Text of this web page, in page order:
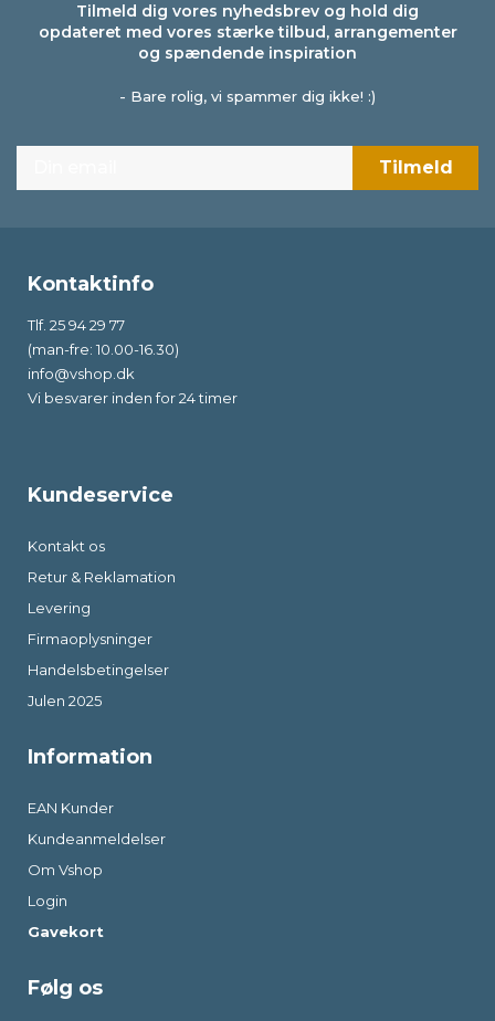
Tilmeld dig vores nyhedsbrev og hold dig
opdateret med vores stærke tilbud, arrangementer
og spændende inspiration
- Bare rolig, vi spammer dig ikke! :)
Kontaktinfo
Tlf. 25 94 29 77
(man-fre: 10.00-16.30)
info@vshop.dk
Vi besvarer inden for 24 timer
Kundeservice
Kontakt os
Retur & Reklamation
Levering
Firmaoplysninger
Handelsbetingelser
Julen 2025
Information
EAN Kunder
Kundeanmeldelser
Om Vshop
Login
Gavekort
Følg os